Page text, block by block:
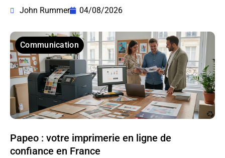
John Rummer
04/08/2026
Communication
Papeo : votre imprimerie en ligne de
confiance en France